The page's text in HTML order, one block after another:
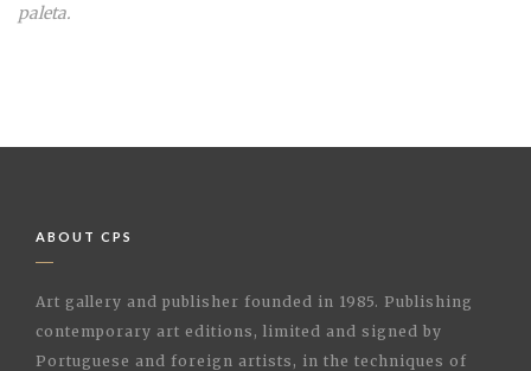
paleta.
ABOUT CPS
Art gallery and publisher founded in 1985. Publishing
contemporary art editions, limited and signed by
Portuguese and foreign artists, in the techniques of